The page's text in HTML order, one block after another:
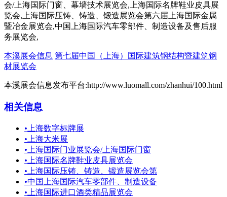
会/上海国际门窗、幕墙技术展览会,上海国际名牌鞋业皮具展
览会,上海国际压铸、铸造、锻造展览会第六届上海国际金属
暨冶金展览会,中国上海国际汽车零部件、制造设备及售后服
务展览会,
本溪展会信息 第七届中国（上海）国际建筑钢结构暨建筑钢
材展览会
本溪展会信息发布平台:http://www.luomall.com/zhanhui/100.html
相关信息
• 上海数字标牌展
• 上海大米展
• 上海国际门业展览会/上海国际门窗
• 上海国际名牌鞋业皮具展览会
• 上海国际压铸、铸造、锻造展览会第
•中国上海国际汽车零部件、制造设备
• 上海国际进口酒类精品展览会